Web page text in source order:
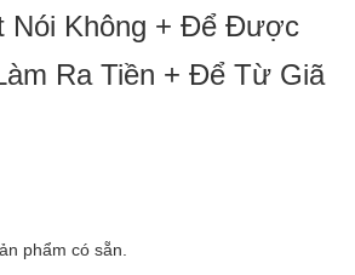
Nói Không + Để Được
Ra Tiền + Để Từ Giã
phẩm có sẵn.